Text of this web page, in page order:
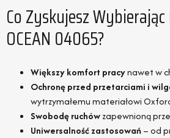
Co Zyskujesz
OCEAN 04065?
Większy komfort pracynawet w
Ochronę przed przetarciami i
wytrzymałemu materiałowi
Swobodę ruchówzapewnioną
Uniwersalność zastosowań– od